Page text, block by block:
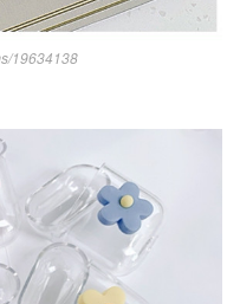
19634138